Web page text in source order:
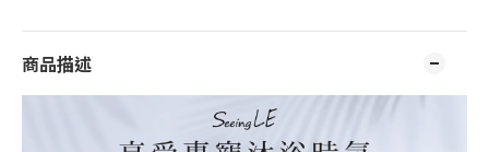
商品描述